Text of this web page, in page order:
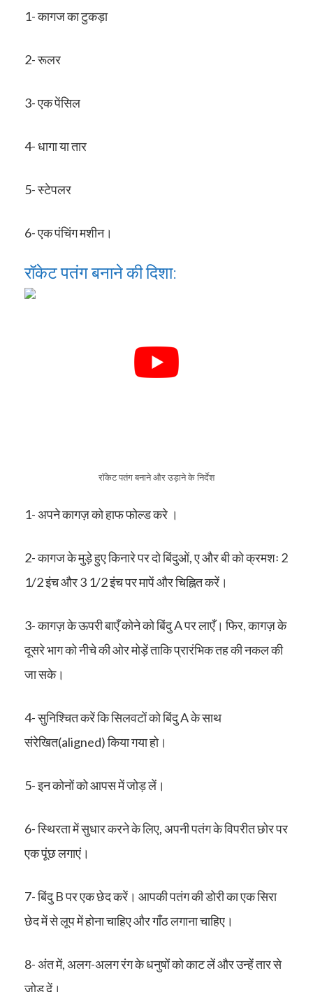
1- कागज का टुकड़ा
2- रूलर
3- एक पेंसिल
4- धागा या तार
5- स्टेपलर
6- एक पंचिंग मशीन।
रॉकेट पतंग बनाने की दिशा:
रॉकेट पतंग बनाने और उड़ाने के निर्देश
1- अपने कागज़ को हाफ फोल्ड करे ।
2- कागज के मुड़े हुए किनारे पर दो बिंदुओं, ए और बी को क्रमशः 2
1/2 इंच और 3 1/2 इंच पर मापें और चिह्नित करें।
3- कागज़ के ऊपरी बाएँ कोने को बिंदु A पर लाएँ। फिर, कागज़ के
दूसरे भाग को नीचे की ओर मोड़ें ताकि प्रारंभिक तह की नकल की
जा सके।
4- सुनिश्चित करें कि सिलवटों को बिंदु A के साथ
संरेखित(aligned) किया गया हो।
5- इन कोनों को आपस में जोड़ लें।
6- स्थिरता में सुधार करने के लिए, अपनी पतंग के विपरीत छोर पर
एक पूंछ लगाएं।
7- बिंदु B पर एक छेद करें। आपकी पतंग की डोरी का एक सिरा
छेद में से लूप में होना चाहिए और गाँठ लगाना चाहिए।
8- अंत में, अलग-अलग रंग के धनुषों को काट लें और उन्हें तार से
जोड़ दें।